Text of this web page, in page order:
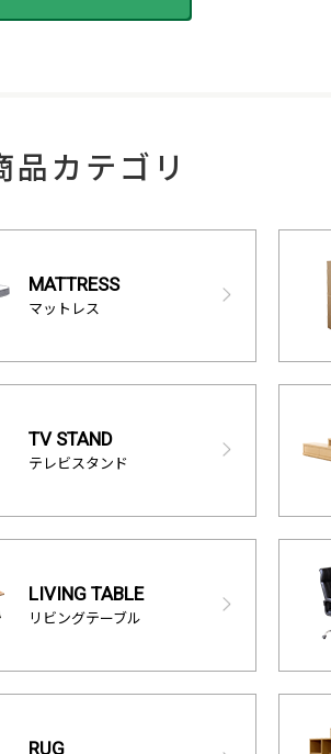
品カテゴリ
MATTRESS
マットレス
TV STAND
テレビスタンド
LIVING TABLE
リビングテーブル
RUG